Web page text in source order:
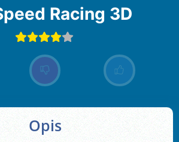
Racing 3D
Opis